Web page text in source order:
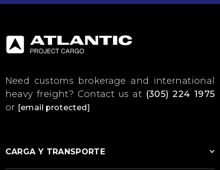
Need customs brokerage and international
heavy freight? Contact us at (305) 224 1975
or [email protected]
CARGA Y TRANSPORTE